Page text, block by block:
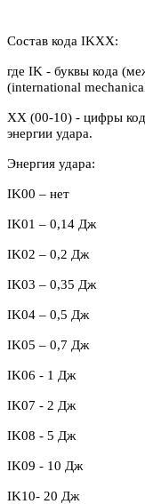
Состав кода IKXX:
где IK - буквы кода
(international
XX (00-10) - цифры
энергии удара.
Энергия удара:
IK00 – нет
IK01 – 0,14 Дж
IK02 – 0,2 Дж
IK03 – 0,35 Дж
IK04 – 0,5 Дж
IK05 – 0,7 Дж
IK06 - 1 Дж
IK07 - 2 Дж
IK08 - 5 Дж
IK09 - 10 Дж
IK10- 20 Дж